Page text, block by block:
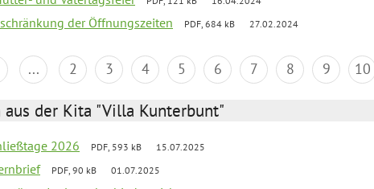
der Öffnungszeiten PDF, 684 kB 27.02.2024
... 2 3 4 5 6 7 8 9 10
der Kita "Villa Kunterbunt"
2026 PDF, 593 kB 15.07.2025
PDF, 90 kB 01.07.2025